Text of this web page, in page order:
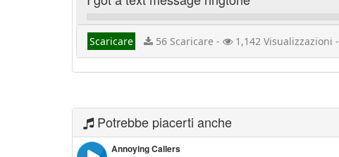
Scaricare 56 Scaricare - 1,142 Visualizzazioni -
Potrebbe piacerti anche
Annoying Callers